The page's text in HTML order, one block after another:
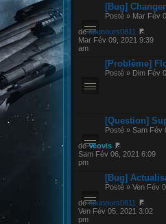
[Bug]
Posté » Mar Fév
denounours0811
Mar Fév 09, 2021 9:39
am
[Problème]
Posté » Dim Fév
[Question]
Posté » Sam Fév
deVeovis
Sam Fév 06, 2021 6:09
pm
[Bug]
Posté » Ven Fév
denounours0811
Ven Fév 05, 2021 3:02
pm